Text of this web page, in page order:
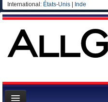
International: États-Unis Inde